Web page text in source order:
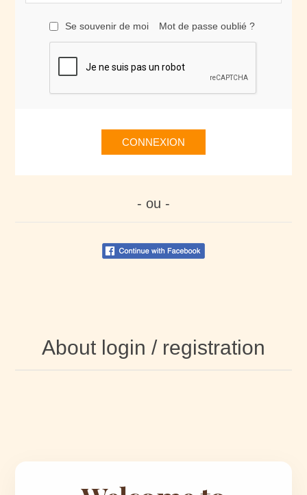
Se souvenir de moi Mot de passe oublié ?
CONNEXION
- ou -
About login / registration